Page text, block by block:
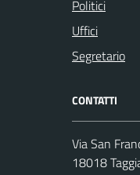
Politici
Uffici
Segretario
CONTATTI
Via San
18018